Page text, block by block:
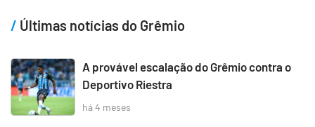
Últimas notícias do Grêmio
A provável escalação do Grêmio contra o
Deportivo Riestra
há 4 meses